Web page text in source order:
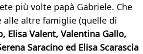
più volte papà Gabriele. Che
alle altre famiglie (quelle di
Elisa Valent, Valentina Gallo,
Saracino ed Elisa Scarascia